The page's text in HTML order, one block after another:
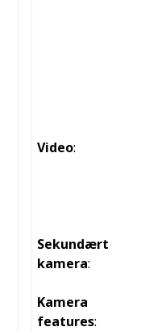
Video:
Sekundært
kamera:
Kamera
features: